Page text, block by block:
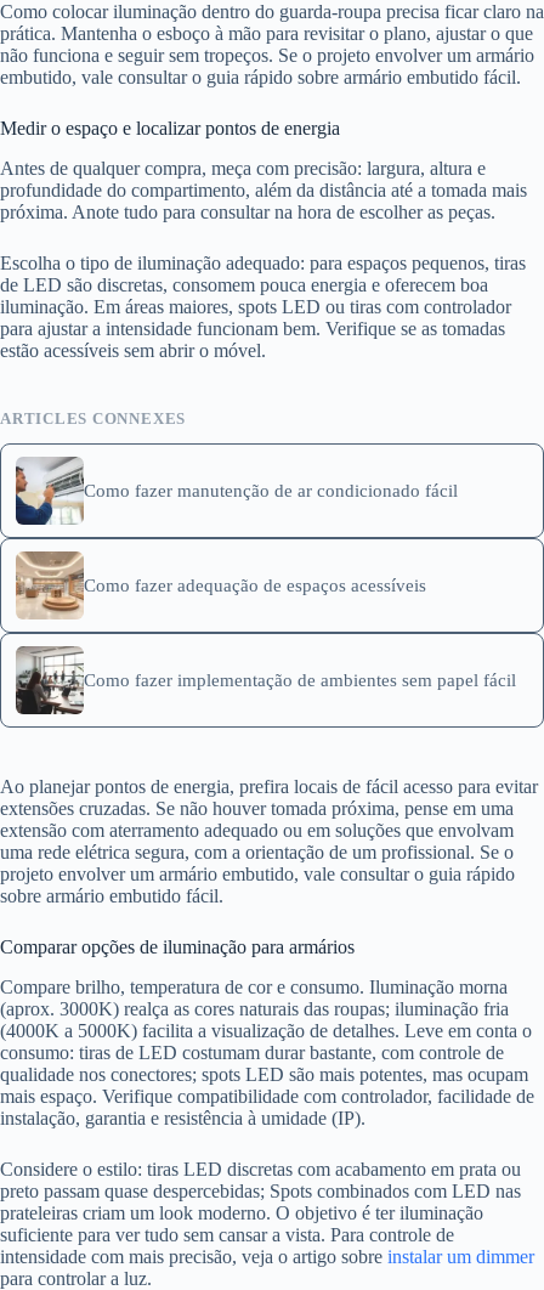
Como colocar iluminação dentro do guarda-roupa precisa ficar claro na
prática. Mantenha o esboço à mão para revisitar o plano, ajustar o que
não funciona e seguir sem tropeços. Se o projeto envolver um armário
embutido, vale consultar o guia rápido sobre armário embutido fácil.
Medir o espaço e localizar pontos de energia
Antes de qualquer compra, meça com precisão: largura, altura e
profundidade do compartimento, além da distância até a tomada mais
próxima. Anote tudo para consultar na hora de escolher as peças.
Escolha o tipo de iluminação adequado: para espaços pequenos, tiras
de LED são discretas, consomem pouca energia e oferecem boa
iluminação. Em áreas maiores, spots LED ou tiras com controlador
para ajustar a intensidade funcionam bem. Verifique se as tomadas
estão acessíveis sem abrir o móvel.
ARTICLES CONNEXES
Como fazer manutenção de ar condicionado fácil
Como fazer adequação de espaços acessíveis
Como fazer implementação de ambientes sem papel fácil
Ao planejar pontos de energia, prefira locais de fácil acesso para evitar
extensões cruzadas. Se não houver tomada próxima, pense em uma
extensão com aterramento adequado ou em soluções que envolvam
uma rede elétrica segura, com a orientação de um profissional. Se o
projeto envolver um armário embutido, vale consultar o guia rápido
sobre armário embutido fácil.
Comparar opções de iluminação para armários
Compare brilho, temperatura de cor e consumo. Iluminação morna
(aprox. 3000K) realça as cores naturais das roupas; iluminação fria
(4000K a 5000K) facilita a visualização de detalhes. Leve em conta o
consumo: tiras de LED costumam durar bastante, com controle de
qualidade nos conectores; spots LED são mais potentes, mas ocupam
mais espaço. Verifique compatibilidade com controlador, facilidade de
instalação, garantia e resistência à umidade (IP).
Considere o estilo: tiras LED discretas com acabamento em prata ou
preto passam quase despercebidas; Spots combinados com LED nas
prateleiras criam um look moderno. O objetivo é ter iluminação
suficiente para ver tudo sem cansar a vista. Para controle de
intensidade com mais precisão, veja o artigo sobre instalar um dimmer
para controlar a luz.